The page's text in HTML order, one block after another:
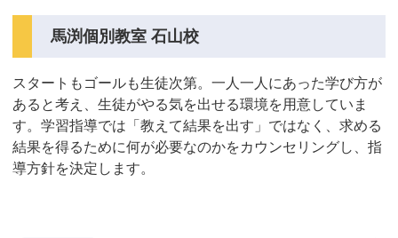
馬渕個別教室 石山校
スタートもゴールも生徒次第。一人一人にあった学び方が
あると考え、生徒がやる気を出せる環境を用意していま
す。学習指導では「教えて結果を出す」ではなく、求める
結果を得るために何が必要なのかをカウンセリングし、指
導方針を決定します。